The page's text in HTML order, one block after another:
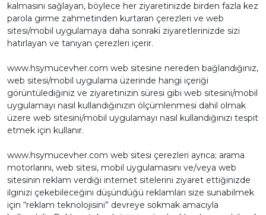
kalmasını sağlayan, böylece her ziyaretinizde birden fazla kez
parola girme zahmetinden kurtaran çerezleri ve web
sitesi/mobil uygulamaya daha sonraki ziyaretlerinizde sizi
hatırlayan ve tanıyan çerezleri içerir.
www.hsymucevher.com web sitesine nereden bağlandığınız,
web sitesi/mobil uygulama üzerinde hangi içeriği
görüntülediğiniz ve ziyaretinizin süresi gibi web sitesini/mobil
uygulamayı nasıl kullandığınızın ölçümlenmesi dahil olmak
üzere web sitesini/mobil uygulamayı nasıl kullandığınızı tespit
etmek için kullanır.
www.hsymucevher.com web sitesi çerezleri ayrıca; arama
motorlarını, web sitesi, mobil uygulamasını ve/veya web
sitesinin reklam verdiği internet sitelerini ziyaret ettiğinizde
ilginizi çekebileceğini düşündüğü reklamları size sunabilmek
için “reklam teknolojisini” devreye sokmak amacıyla